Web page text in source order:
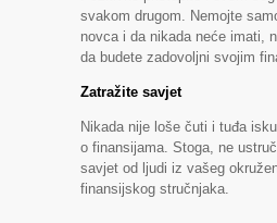
svakom drugom. Nemojte
novca i da nikada neće imati,
da budete zadovoljni svojim
Zatražite savjet
Nikada nije loše čuti i tuđa
o finansijama. Stoga, ne
savjet od ljudi iz vašeg
finansijskog stručnjaka.